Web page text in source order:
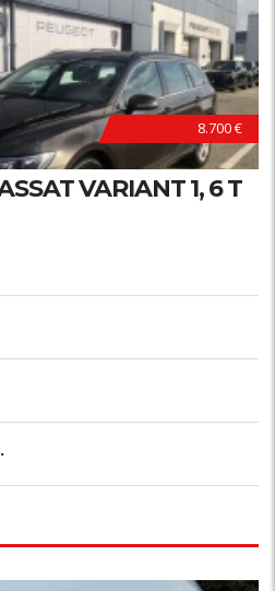
8.700 €
VARIANT 1, 6 T